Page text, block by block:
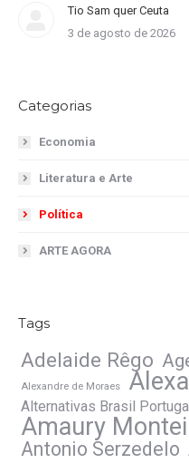
Tio Sam quer Ceuta
3 de agosto de 2026
Categorias
Economia
Literatura e Arte
Política
ARTE AGORA
Tags
Adelaide Rêgo
Alexandre de Moraes
Alternativas Brasil
Amaury
Antonio Serzedelo